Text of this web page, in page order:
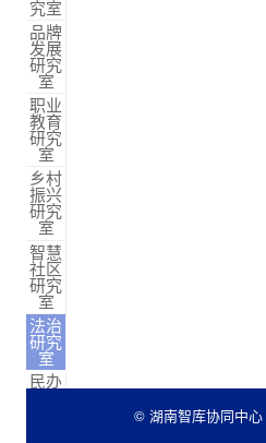
究室
品牌
发展
研究
室
职业
教育
研究
室
乡村
振兴
研究
室
智慧
社区
研究
室
法治
研究
室
民办
© 湖南智库协同中心